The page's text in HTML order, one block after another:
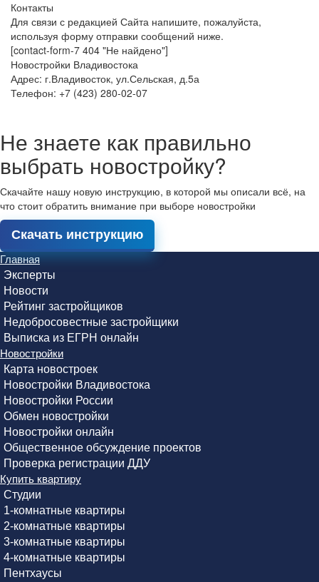
Контакты
Для связи с редакцией Сайта напишите, пожалуйста,
используя форму отправки сообщений ниже.
[contact-form-7 404 "Не найдено"]
Новостройки Владивостока
Адрес: г.Владивосток, ул.Сельская, д.5а
Телефон: +7 (423) 280-02-07
Не знаете как правильно
выбрать новостройку?
Скачайте нашу новую инструкцию, в которой мы описали всё, на
что стоит обратить внимание при выборе новостройки
Скачать инструкцию
Главная
Эксперты
Новости
Рейтинг застройщиков
Недобросовестные застройщики
Выписка из ЕГРН онлайн
Новостройки
Карта новостроек
Новостройки Владивостока
Новостройки России
Обмен новостройки
Новостройки онлайн
Общественное обсуждение проектов
Проверка регистрации ДДУ
Купить квартиру
Студии
1-комнатные квартиры
2-комнатные квартиры
3-комнатные квартиры
4-комнатные квартиры
Пентхаусы